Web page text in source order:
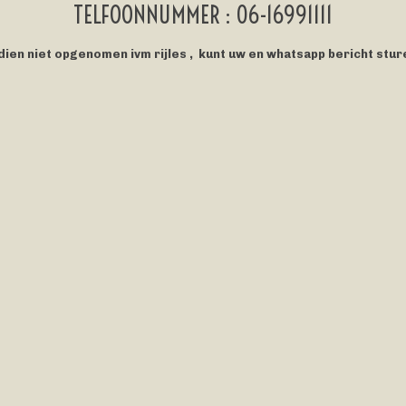
TELFOONNUMMER : 06-16991111
niet opgenomen ivm rijles , kunt uw en whatsapp bericht